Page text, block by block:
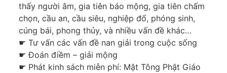
thấy người âm, gia tiên báo mộng, gia tiên chấm
chọn, cầu an, cầu siêu, nghiệp đổ, phóng sinh,
cúng bái, phong thủy, và nhiều vấn đề khác…
☛ Tư vấn các vấn đề nan giải trong cuộc sống
☛ Đoán điềm – giải mộng
☛ Phát kinh sách miễn phí: Mật Tông Phật Giáo